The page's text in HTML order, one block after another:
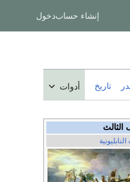
إنشاء حسابدخول
تاريخ أدوات
الثالث